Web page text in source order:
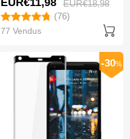
EUR€11,98 EUR€18,98
(76)
77 Vendus
-30%